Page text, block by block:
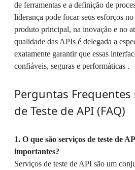
de ferramentas e a definição de
liderança pode focar seus esforços
produto principal, na inovação e no
qualidade das APIs é delegada a
exatamente garantir que essas
confiáveis, seguras e performáticas .
Perguntas Frequentes
de Teste de API (FAQ)
1. O que são serviços de teste de
importantes?
Serviços de teste de API são um